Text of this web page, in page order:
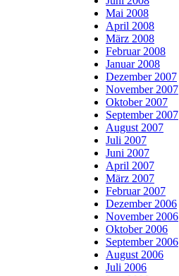
Mai 2008
April 2008
März 2008
Februar 2008
Januar 2008
Dezember 2007
November 2007
Oktober 2007
September 2007
August 2007
Juli 2007
Juni 2007
April 2007
März 2007
Februar 2007
Dezember 2006
November 2006
Oktober 2006
September 2006
August 2006
Juli 2006